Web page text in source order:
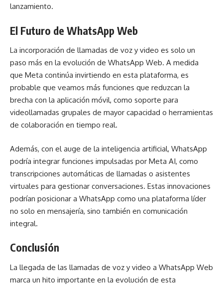
lanzamiento.
El Futuro de WhatsApp Web
La incorporación de llamadas de voz y video es solo un
paso más en la evolución de WhatsApp Web. A medida
que Meta continúa invirtiendo en esta plataforma, es
probable que veamos más funciones que reduzcan la
brecha con la aplicación móvil, como soporte para
videollamadas grupales de mayor capacidad o herramientas
de colaboración en tiempo real.
Además, con el auge de la inteligencia artificial, WhatsApp
podría integrar funciones impulsadas por Meta AI, como
transcripciones automáticas de llamadas o asistentes
virtuales para gestionar conversaciones. Estas innovaciones
podrían posicionar a WhatsApp como una plataforma líder
no solo en mensajería, sino también en comunicación
integral.
Conclusión
La llegada de las llamadas de voz y video a WhatsApp Web
marca un hito importante en la evolución de esta